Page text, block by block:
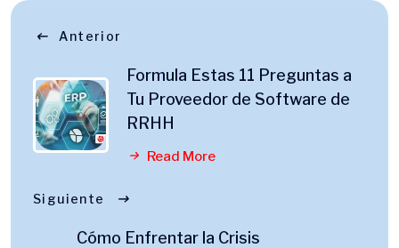
Anterior
Formula Estas 11 Preguntas a
Tu Proveedor de Software de
RRHH
Read More
Siguiente
Cómo Enfrentar la Crisis